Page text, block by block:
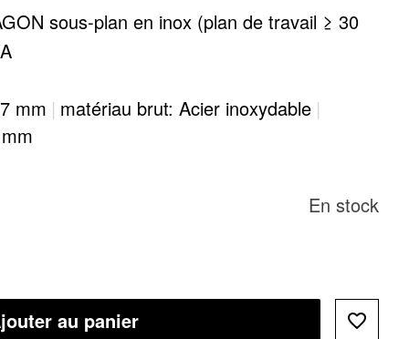
sous-plan en inox (plan de travail ≥ 30
mm | matériau brut: Acier inoxydable |
En stock
au panier